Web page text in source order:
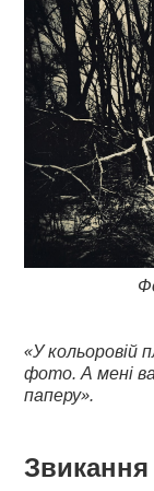
«У кольоровій
фото. А мені
паперу».
Звикання